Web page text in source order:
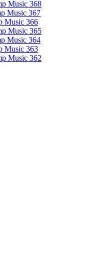
Music 368
Music 367
Music 366
Music 365
Music 364
Music 363
Music 362